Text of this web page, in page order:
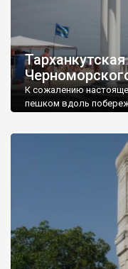
К сожалению
пешком вдоль